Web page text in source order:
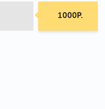
1000Р.